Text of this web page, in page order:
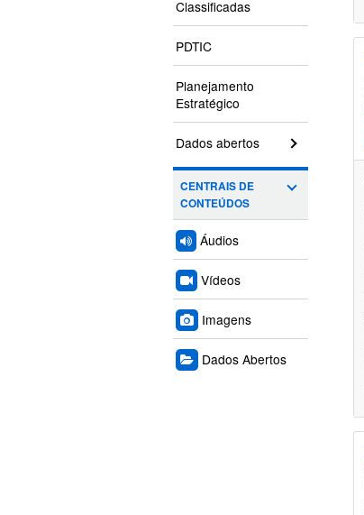
Classificadas
PDTIC
Planejamento
Estratégico
Dados abertos
CENTRAIS DE
CONTEÚDOS
Áudios
Vídeos
Imagens
Dados Abertos